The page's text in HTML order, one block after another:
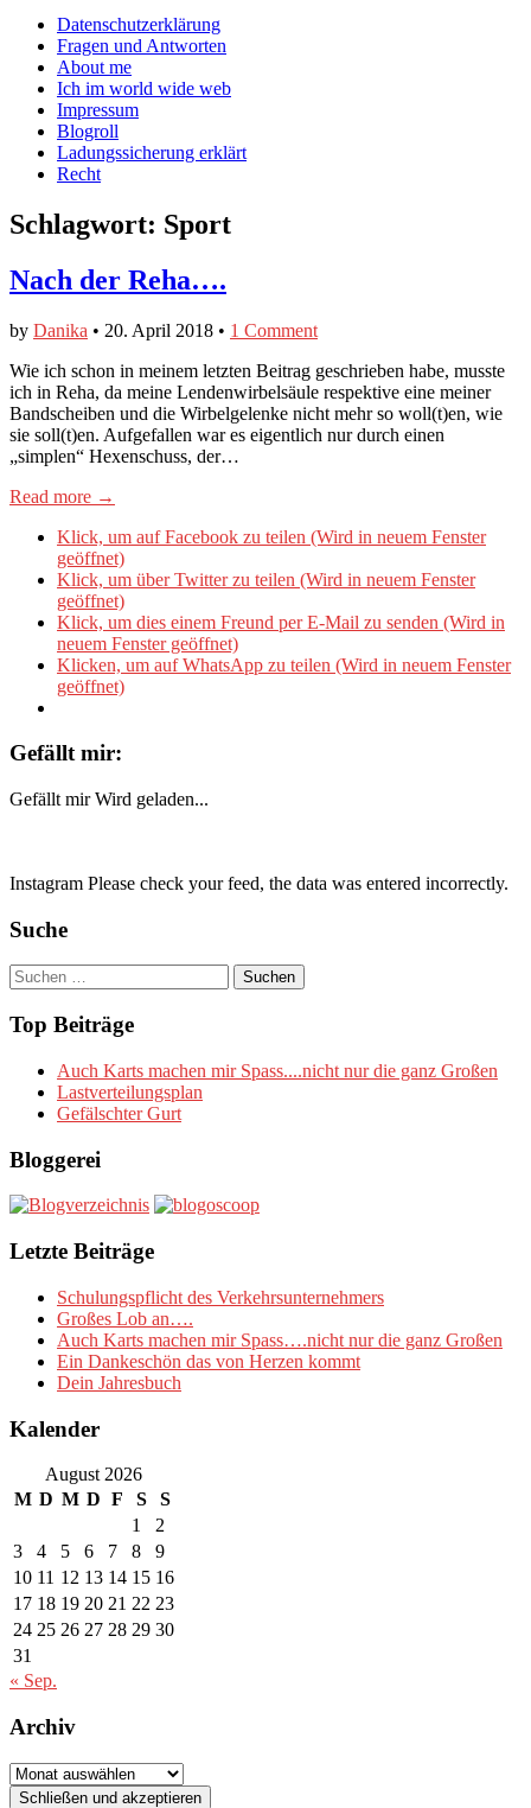
Facebook
anzeigen
Twitter
anzeigen
auf
Instagram
anzeigen
Main
menu
Skip
content
Datenschutzerklärung
Fragen und Antworten
About me
Ich im world wide web
Impressum
Blogroll
Ladungssicherung erklärt
Recht
Schlagwort: Sport
Nach der Reha….
by Danika • 20. April 2018 • 1 Comment
Wie ich schon in meinem letzten Beitrag geschrieben habe, musste
ich in Reha, da meine Lendenwirbelsäule respektive eine meiner
Bandscheiben und die Wirbelgelenke nicht mehr so woll(t)en, wie
sie soll(t)en. Aufgefallen war es eigentlich nur durch einen
„simplen“ Hexenschuss, der…
Read more →
Klick, um auf Facebook zu teilen (Wird in neuem Fenster
geöffnet)
Klick, um über Twitter zu teilen (Wird in neuem Fenster
geöffnet)
Klick, um dies einem Freund per E-Mail zu senden (Wird in
neuem Fenster geöffnet)
Klicken, um auf WhatsApp zu teilen (Wird in neuem Fenster
geöffnet)
Gefällt mir:
Gefällt mir Wird geladen...
Instagram Please check your feed, the data was entered incorrectly.
Suche
Suchen
nach:
Top Beiträge
Auch Karts machen mir Spass....nicht nur die ganz Großen
Lastverteilungsplan
Gefälschter Gurt
Bloggerei
Letzte Beiträge
Schulungspflicht des Verkehrsunternehmers
Großes Lob an….
Auch Karts machen mir Spass….nicht nur die ganz Großen
Ein Dankeschön das von Herzen kommt
Dein Jahresbuch
Kalender
August 2026
M D M D F S
S
1
2
3
4 5 6 7 8
9
10 11 12 13 14 15 16
17 18 19 20 21 22 23
24 25 26 27 28 29 30
31
« Sep.
Archiv
Archiv